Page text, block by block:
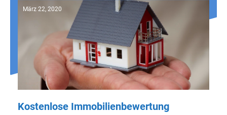
März 22, 2020
Kostenlose Immobilienbewertung